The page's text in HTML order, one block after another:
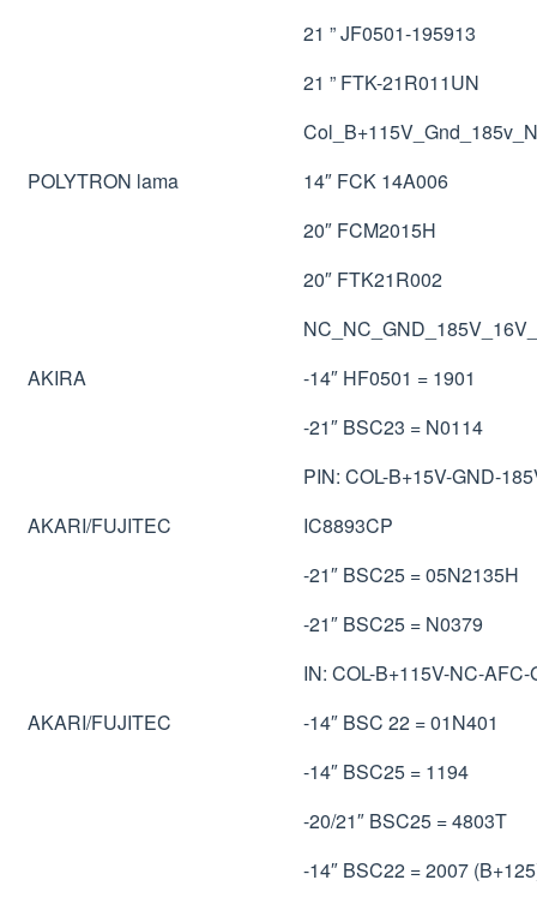
21 ” JF0501-195913
21 ” FTK-21R011UN
POLYTRON lama
14″ FCK 14A006
20″ FCM2015H
20″ FTK21R002
AKIRA
-14″ HF0501 = 1901
-21″ BSC23 = N0114
PIN: COL-B+15V-GND-
AKARI/FUJITEC
IC8893CP
-21″ BSC25 = 05N2135H
-21″ BSC25 = N0379
IN: COL-B+115V-NC-
AKARI/FUJITEC
-14″ BSC 22 = 01N401
-14″ BSC25 = 1194
-20/21″ BSC25 = 4803T
-14″ BSC22 = 2007